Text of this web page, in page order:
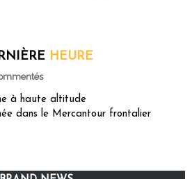
HEURE
à haute altitude
dans le Mercantour frontalier